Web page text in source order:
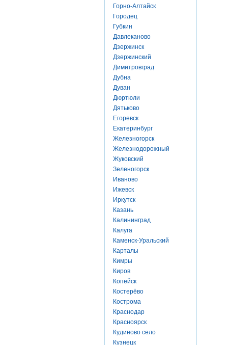
Горно-Алтайск
Городец
Губкин
Давлеканово
Дзержинск
Дзержинский
Димитровград
Дубна
Дуван
Дюртюли
Дятьково
Егоревск
Екатеринбург
Железногорск
Железнодорожный
Жуковский
Зеленогорск
Иваново
Ижевск
Иркутск
Казань
Калининград
Калуга
Каменск-Уральский
Карталы
Кимры
Киров
Копейск
Костерёво
Кострома
Краснодар
Красноярск
Кудиново село
Кузнецк